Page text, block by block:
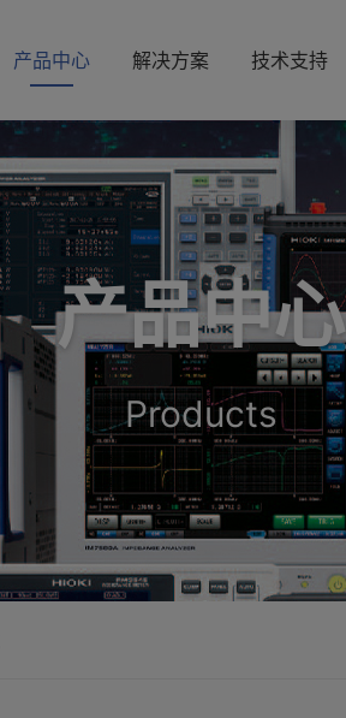
产品中心 解决方案 技术支持
产品中心
Products